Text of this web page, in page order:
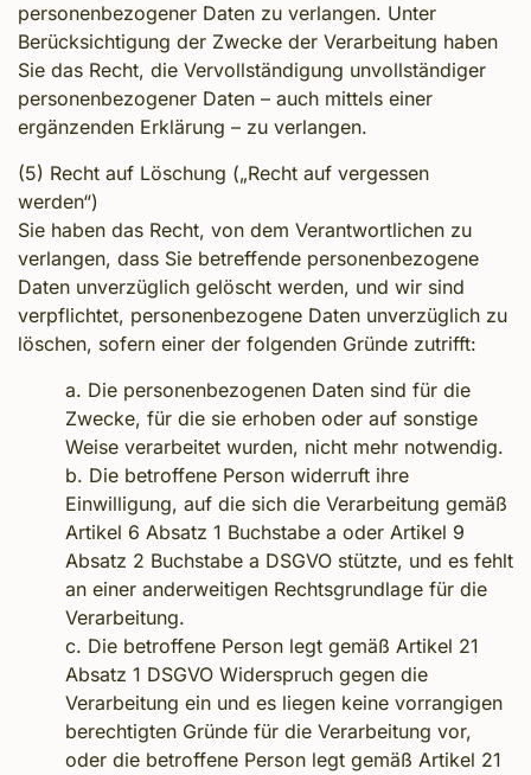
personenbezogener Daten zu verlangen. Unter
Berücksichtigung der Zwecke der Verarbeitung haben
Sie das Recht, die Vervollständigung unvollständiger
personenbezogener Daten – auch mittels einer
ergänzenden Erklärung – zu verlangen.
(5) Recht auf Löschung („Recht auf vergessen
werden“)
Sie haben das Recht, von dem Verantwortlichen zu
verlangen, dass Sie betreffende personenbezogene
Daten unverzüglich gelöscht werden, und wir sind
verpflichtet, personenbezogene Daten unverzüglich zu
löschen, sofern einer der folgenden Gründe zutrifft:
a. Die personenbezogenen Daten sind für die
Zwecke, für die sie erhoben oder auf sonstige
Weise verarbeitet wurden, nicht mehr notwendig.
b. Die betroffene Person widerruft ihre
Einwilligung, auf die sich die Verarbeitung gemäß
Artikel 6 Absatz 1 Buchstabe a oder Artikel 9
Absatz 2 Buchstabe a DSGVO stützte, und es fehlt
an einer anderweitigen Rechtsgrundlage für die
Verarbeitung.
c. Die betroffene Person legt gemäß Artikel 21
Absatz 1 DSGVO Widerspruch gegen die
Verarbeitung ein und es liegen keine vorrangigen
berechtigten Gründe für die Verarbeitung vor,
oder die betroffene Person legt gemäß Artikel 21